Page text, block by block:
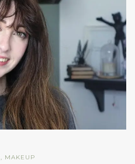
, MAKEUP